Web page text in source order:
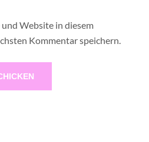
Website in diesem
Kommentar speichern.